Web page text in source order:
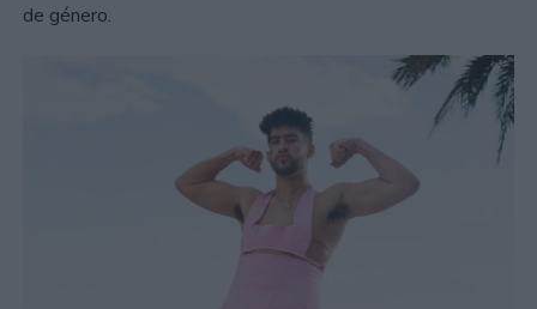
de género.